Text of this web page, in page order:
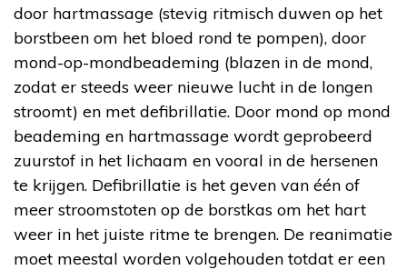
door hartmassage (stevig ritmisch duwen op het
borstbeen om het bloed rond te pompen), door
mond-op-mondbeademing (blazen in de mond,
zodat er steeds weer nieuwe lucht in de longen
stroomt) en met defibrillatie. Door mond op mond
beademing en hartmassage wordt geprobeerd
zuurstof in het lichaam en vooral in de hersenen
te krijgen. Defibrillatie is het geven van één of
meer stroomstoten op de borstkas om het hart
weer in het juiste ritme te brengen. De reanimatie
moet meestal worden volgehouden totdat er een